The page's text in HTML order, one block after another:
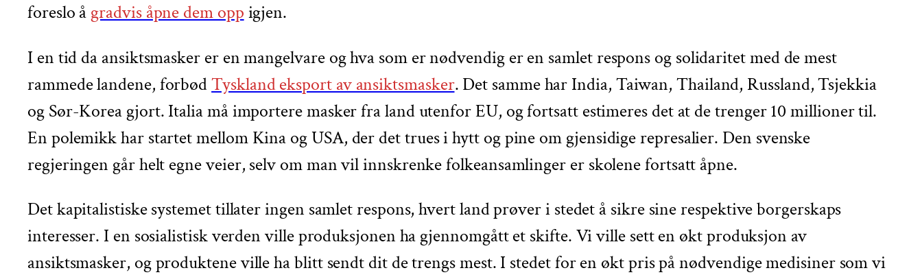
foreslo å gradvis åpne dem opp igjen.
I en tid da ansiktsmasker er en mangelvare og hva som er nødvendig er en samlet respons og solidaritet med de mest
rammede landene, forbødTyskland eksport av ansiktsmasker. Det samme har India, Taiwan, Thailand, Russland, Tsjekkia
og Sør-Korea gjort. Italia må importere masker fra land utenfor EU, og fortsatt estimeres det at de trenger 10 millioner til.
En polemikk har startet mellom Kina og USA, der det trues i hytt og pine om gjensidige represalier. Den svenske
regjeringen går helt egne veier, selv om man vil innskrenke folkeansamlinger er skolene fortsatt åpne.
Det kapitalistiske systemet tillater ingen samlet respons, hvert land prøver i stedet å sikre sine respektive borgerskaps
interesser. I en sosialistisk verden ville produksjonen ha gjennomgått et skifte. Vi ville sett en økt produksjon av
ansiktsmasker, og produktene ville ha blitt sendt dit de trengs mest. I stedet for en økt pris på nødvendige medisiner som vi